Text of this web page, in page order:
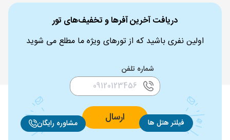
فیلتر هتل ها مشاوره رایگان
دریافت آخرین آفرها و تخفیف‌های تور
اولین نفری باشید که از تورهای ویژه ما مطلع می شوید
شماره تلفن
ارسال